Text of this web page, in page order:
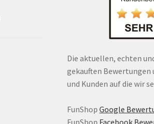
Die aktuellen, echten
gekauften Bewertungen
und Kunden auf die wir
FunShop Google
FunShop Facebook